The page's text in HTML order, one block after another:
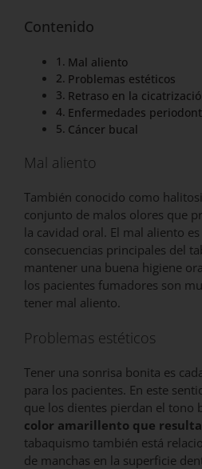
Contenido
Mal aliento
Problemas estéticos
Retraso en la
Enfermedades
Cáncer bucal
Mal aliento
También conocido como
conjunto de malos olores que
la cavidad oral. El mal aliento
consecuencias principales del
mantener una buena higiene
los pacientes fumadores son
tener mal aliento.
Problemas estéticos
Tener una sonrisa bonita es
para los pacientes. En este
que los dientes pierdan el tono
color amarillento que
tabaquismo también está
de manchas en la superficie